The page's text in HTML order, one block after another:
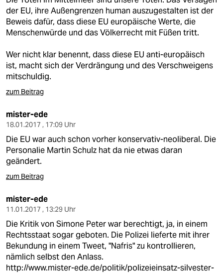
der EU, ihre Außengrenzen human auszugestalten ist der
Beweis dafür, dass diese EU europäische Werte, die
Menschenwürde und das Völkerrecht mit Füßen tritt.
Wer nicht klar benennt, dass diese EU anti-europäisch
ist, macht sich der Verdrängung und des Verschweigens
mitschuldig.
zum Beitrag
mister-ede
18.01.2017 , 17:09 Uhr
Die EU war auch schon vorher konservativ-neoliberal. Die
Personalie Martin Schulz hat da nie etwas daran
geändert.
zum Beitrag
mister-ede
11.01.2017 , 13:29 Uhr
Die Kritik von Simone Peter war berechtigt, ja, in einem
Rechtsstaat sogar geboten. Die Polizei lieferte mit ihrer
Bekundung in einem Tweet, "Nafris" zu kontrollieren,
nämlich selbst den Anlass.
http://www.mister-ede.de/politik/polizeieinsatz-silvester-